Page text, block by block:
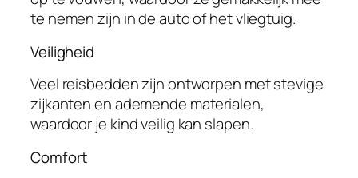
te nemen zijn in de auto of het vliegtuig.
Veiligheid
Veel reisbedden zijn ontworpen met stevige
zijkanten en ademende materialen,
waardoor je kind veilig kan slapen.
Comfort